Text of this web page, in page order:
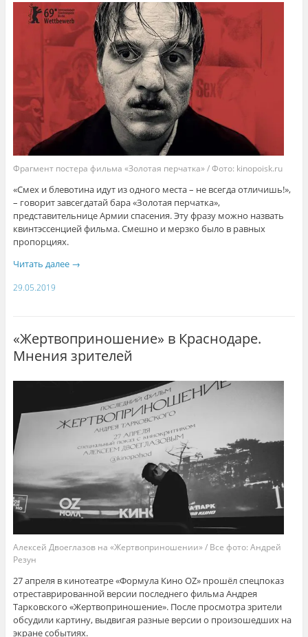
Фрагмент постера фильма «Золотая перчатка» / Фото: kinopoisk.ru
«Смех и блевотина идут из одного места – не всегда отличишь!»,
– говорит завсегдатай бара «Золотая перчатка»,
представительнице Армии спасения. Эту фразу можно назвать
квинтэссенцией фильма. Смешно и мерзко было в равных
пропорциях.
Читать далее →
29.05.2019
«Жертвоприношение» в Краснодаре.
Мнения зрителей
Алексей Двоеглазов на «Жертвоприношении» / Все фото: Андрей
Резун
27 апреля в кинотеатре «Формула Кино OZ» прошёл спецпоказ
отреставрированной версии последнего фильма Андрея
Тарковского «Жертвоприношение». После просмотра зрители
обсудили картину, выдвигая разные версии о произошедших на
экране событиях.